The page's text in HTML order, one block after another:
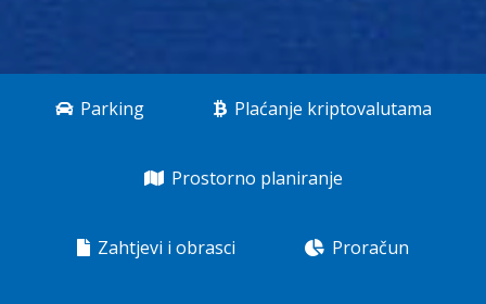
Parking Plaćanje kriptovalutama
Prostorno planiranje
Zahtjevi i obrasci Proračun